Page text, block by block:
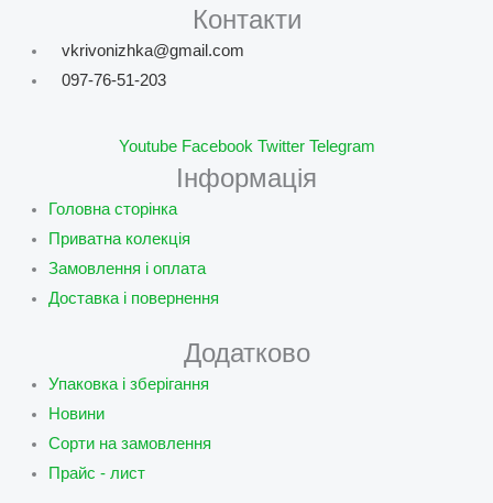
Контакти
vkrivonizhka@gmail.com
097-76-51-203
Youtube Facebook Twitter Telegram
Інформація
Головна сторінка
Приватна колекція
Замовлення і оплата
Доставка і повернення
Додатково
Упаковка і зберігання
Новини
Сорти на замовлення
Прайс - лист